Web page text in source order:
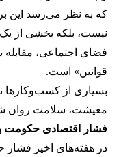
که به نظر می‌رسد این
نیست، بلکه بخشی از یک
فضای اجتماعی، مقابله
قوانین» است.
بسیاری از کسب‌وکارها
معیشت، سلامت روان
فشار اقتصادی حکومت
در هفته‌های اخیر